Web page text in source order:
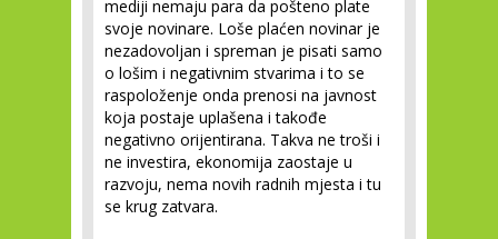
mediji nemaju para da pošteno plate
svoje novinare. Loše plaćen novinar je
nezadovoljan i spreman je pisati samo
o lošim i negativnim stvarima i to se
raspoloženje onda prenosi na javnost
koja postaje uplašena i takođe
negativno orijentirana. Takva ne troši i
ne investira, ekonomija zaostaje u
razvoju, nema novih radnih mjesta i tu
se krug zatvara.